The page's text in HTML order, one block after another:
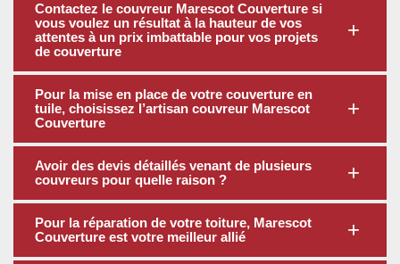
Contactez le couvreur Marescot Couverture si
vous voulez un résultat à la hauteur de vos
attentes à un prix imbattable pour vos projets
de couverture
Pour la mise en place de votre couverture en
tuile, choisissez l’artisan couvreur Marescot
Couverture
Avoir des devis détaillés venant de plusieurs
couvreurs pour quelle raison ?
Pour la réparation de votre toiture, Marescot
Couverture est votre meilleur allié